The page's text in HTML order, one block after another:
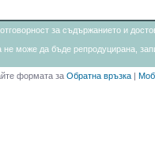
за съдържанието и
не може да бъде репродуцирана,
формата за Обратна връзка |